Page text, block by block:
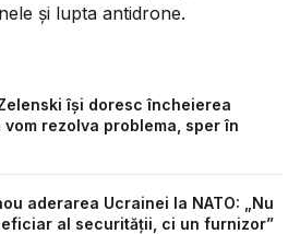
și lupta antidrone.
își doresc încheierea
rezolva problema, sper în
aderarea Ucrainei la NATO: „Nu
al securității, ci un furnizor”